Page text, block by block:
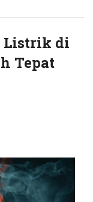
Listrik di
Tepat